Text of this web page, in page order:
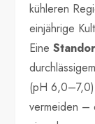
kühleren
einjährige
Eine
(pH 6,0–7,0)
vermeiden –